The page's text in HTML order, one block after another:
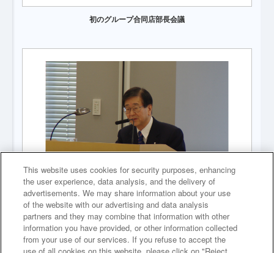
初のグループ合同店部長会議
田辺社長
This website uses cookies for security purposes, enhancing
the user experience, data analysis, and the delivery of
advertisements. We may share information about your use
of the website with our advertising and data analysis
partners and they may combine that information with other
information you have provided, or other information collected
from your use of our services. If you refuse to accept the